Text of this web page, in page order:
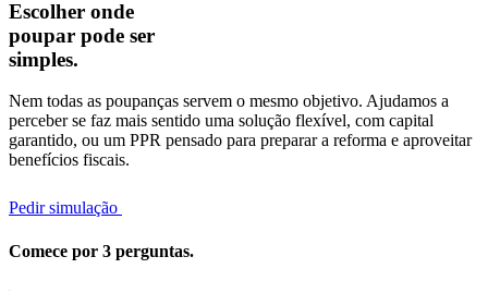
Escolher onde
poupar pode ser
simples.
Nem todas as poupanças servem o mesmo objetivo. Ajudamos a
perceber se faz mais sentido uma solução flexível, com capital
garantido, ou um PPR pensado para preparar a reforma e aproveitar
benefícios fiscais.
Pedir simulação
Comece por 3 perguntas.